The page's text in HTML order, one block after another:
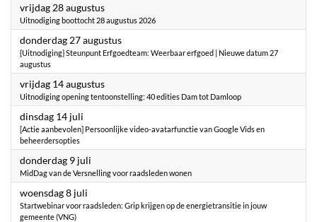
vrijdag 28 augustus2026
Uitnodiging boottocht 28 augustus 2026
donderdag 27 augustus2026
{Uitnodiging} Steunpunt Erfgoedteam: Weerbaar erfgoed | Nieuwe datum 27
augustus
vrijdag 14 augustus2026
Uitnodiging opening tentoonstelling: 40 edities Dam tot Damloop
dinsdag 14 juli
[Actie aanbevolen] Persoonlijke video-avatarfunctie van Google Vids en
beheerdersopties
donderdag 9 juli
MidDag van de Versnelling voor raadsleden wonen
woensdag 8 juli
Startwebinar voor raadsleden: Grip krijgen op de energietransitie in jouw
gemeente (VNG)